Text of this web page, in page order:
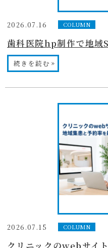
2026.07.16 COLUMN
続きを読む »
2026.07.15 COLUMN